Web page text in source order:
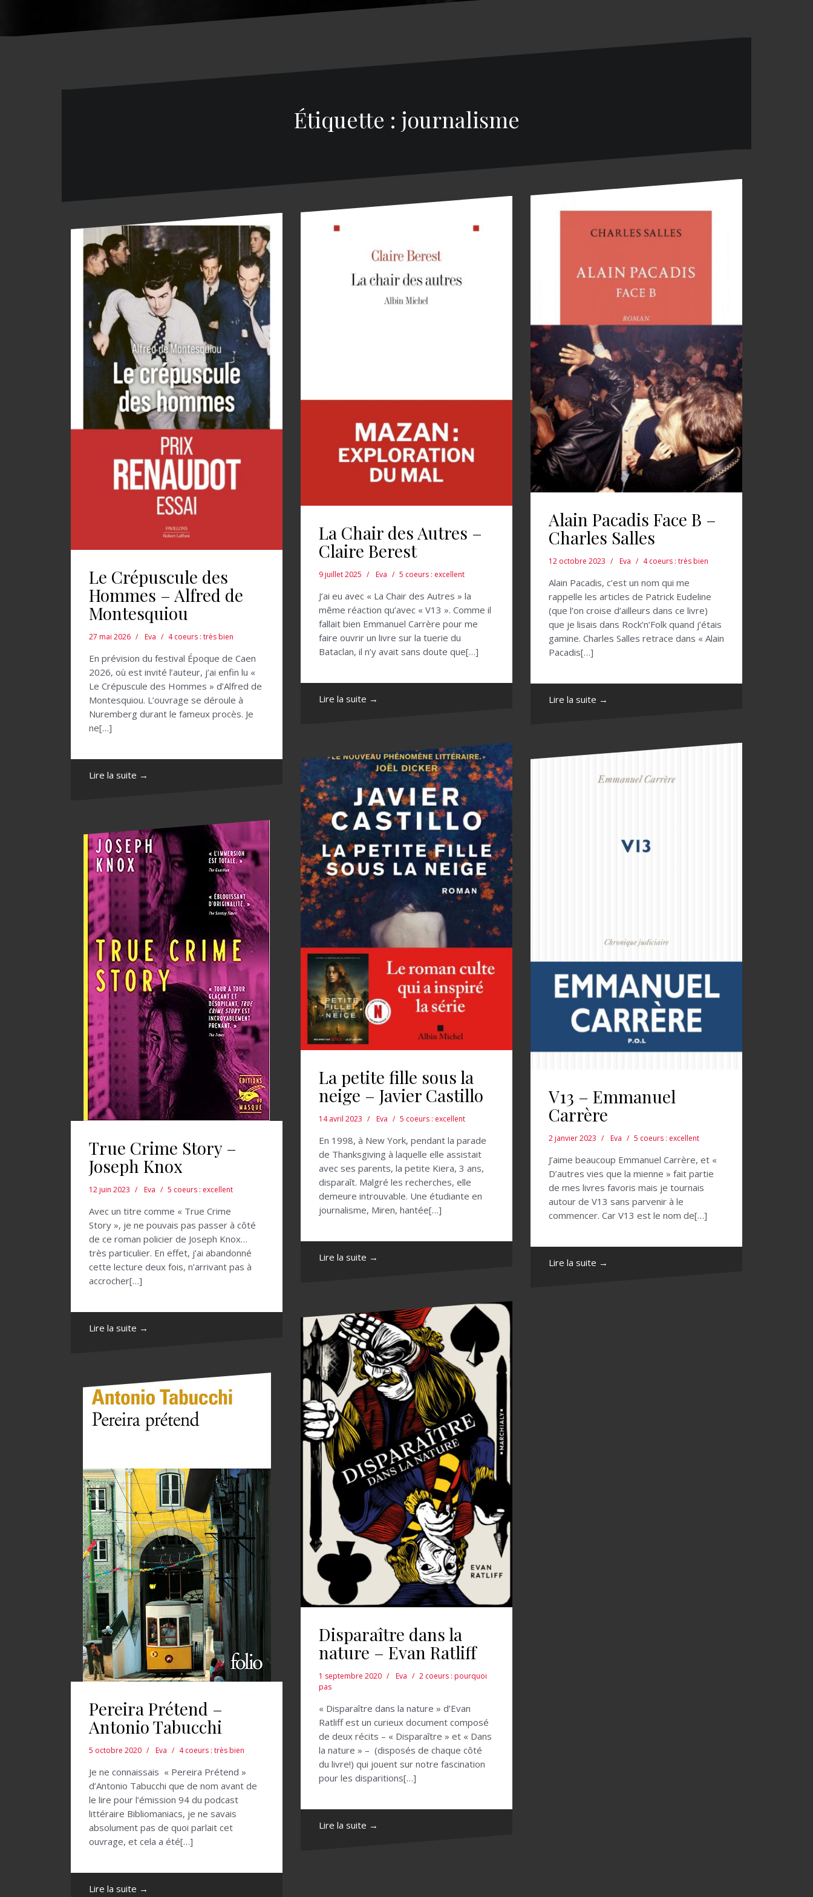
Étiquette : journalisme
Le Crépuscule des
Hommes – Alfred de
Montesquiou
27 mai 2026 Eva 4 coeurs : très bien
En prévision du festival Époque de Caen
2026, où est invité l’auteur, j’ai enfin lu «
Le Crépuscule des Hommes » d’Alfred de
Montesquiou. L’ouvrage se déroule à
Nuremberg durant le fameux procès. Je
ne[…]
Lire la suite →
La Chair des Autres –
Claire Berest
9 juillet 2025 Eva 5 coeurs : excellent
J’ai eu avec « La Chair des Autres » la
même réaction qu’avec « V13 ». Comme il
fallait bien Emmanuel Carrère pour me
faire ouvrir un livre sur la tuerie du
Bataclan, il n’y avait sans doute que[…]
Lire la suite →
Alain Pacadis Face B –
Charles Salles
12 octobre 2023 Eva 4 coeurs : très bien
Alain Pacadis, c’est un nom qui me
rappelle les articles de Patrick Eudeline
(que l’on croise d’ailleurs dans ce livre)
que je lisais dans Rock’n’Folk quand j’étais
gamine. Charles Salles retrace dans « Alain
Pacadis[…]
Lire la suite →
True Crime Story –
Joseph Knox
12 juin 2023 Eva 5 coeurs : excellent
Avec un titre comme « True Crime
Story », je ne pouvais pas passer à côté
de ce roman policier de Joseph Knox…
très particulier. En effet, j’ai abandonné
cette lecture deux fois, n’arrivant pas à
accrocher[…]
Lire la suite →
La petite fille sous la
neige – Javier Castillo
14 avril 2023 Eva 5 coeurs : excellent
En 1998, à New York, pendant la parade
de Thanksgiving à laquelle elle assistait
avec ses parents, la petite Kiera, 3 ans,
disparaît. Malgré les recherches, elle
demeure introuvable. Une étudiante en
journalisme, Miren, hantée[…]
Lire la suite →
V13 – Emmanuel
Carrère
2 janvier 2023 Eva 5 coeurs : excellent
J’aime beaucoup Emmanuel Carrère, et «
D’autres vies que la mienne » fait partie
de mes livres favoris mais je tournais
autour de V13 sans parvenir à le
commencer. Car V13 est le nom de[…]
Lire la suite →
Pereira Prétend –
Antonio Tabucchi
5 octobre 2020 Eva 4 coeurs : très bien
Je ne connaissais « Pereira Prétend »
d’Antonio Tabucchi que de nom avant de
le lire pour l’émission 94 du podcast
littéraire Bibliomaniacs, je ne savais
absolument pas de quoi parlait cet
ouvrage, et cela a été[…]
Lire la suite →
Disparaître dans la
nature – Evan Ratliff
1 septembre 2020 Eva
2 coeurs : pourquoi
pas
« Disparaître dans la nature » d’Evan
Ratliff est un curieux document composé
de deux récits – « Disparaître » et « Dans
la nature » – (disposés de chaque côté
du livre!) qui jouent sur notre fascination
pour les disparitions[…]
Lire la suite →